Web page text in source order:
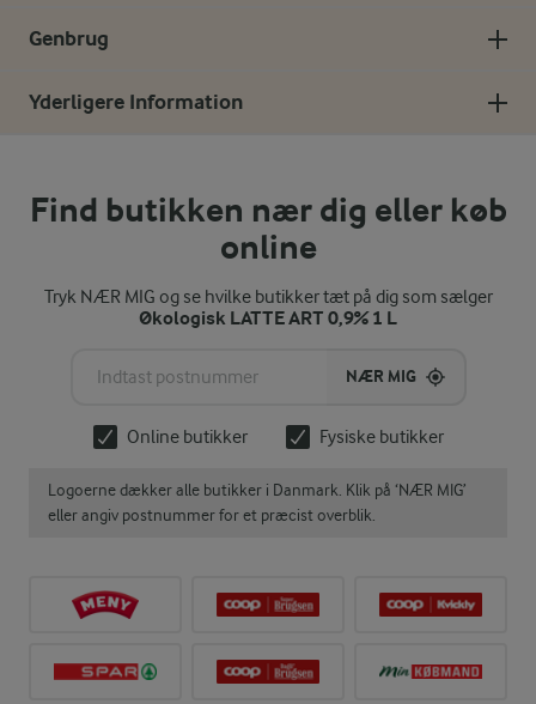
Genbrug
Yderligere Information
Find butikken nær dig eller køb
online
Tryk NÆR MIG og se hvilke butikker tæt på dig som sælger
Økologisk LATTE ART 0,9% 1 L
NÆR MIG
Online butikker Fysiske butikker
Logoerne dækker alle butikker i Danmark. Klik på ‘NÆR MIG’
eller angiv postnummer for et præcist overblik.